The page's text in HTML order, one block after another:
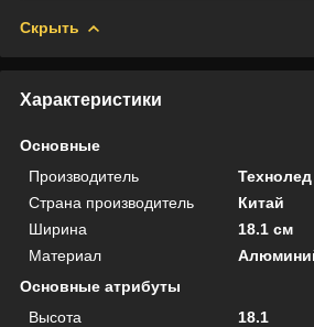
Скрыть
Характеристики
Основные
Производитель
Технолед
Страна производитель
Китай
Ширина
18.1 см
Материал
Основные атрибуты
Высота
18.1